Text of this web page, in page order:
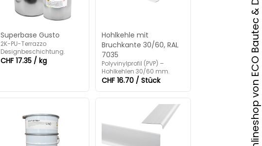
Superbase Gusto
2K-PU-Terrazzo
Designbeschichtung.
CHF 17.35 / kg
Hohlkehle mit
Bruchkante 30/60, RAL
7035
Polyvinylprofil (PVP) –
Hohlkehlen 30/60 mm.
CHF 16.70 / Stück